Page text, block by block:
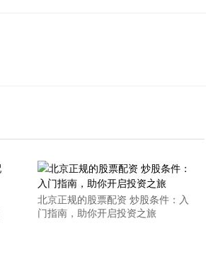
北京正规的股票配资 炒股条件：入
门指南，助你开启投资之旅